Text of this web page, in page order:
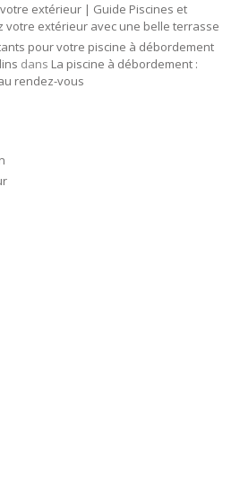
extérieur | Guide Piscines et
votre extérieur avec une belle terrasse
pour votre piscine à débordement
dans La piscine à débordement :
rendez-vous